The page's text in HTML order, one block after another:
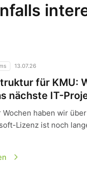
13.07.26
für KMU:
nächste IT-
Wochen haben wir
Lizenz ist noch